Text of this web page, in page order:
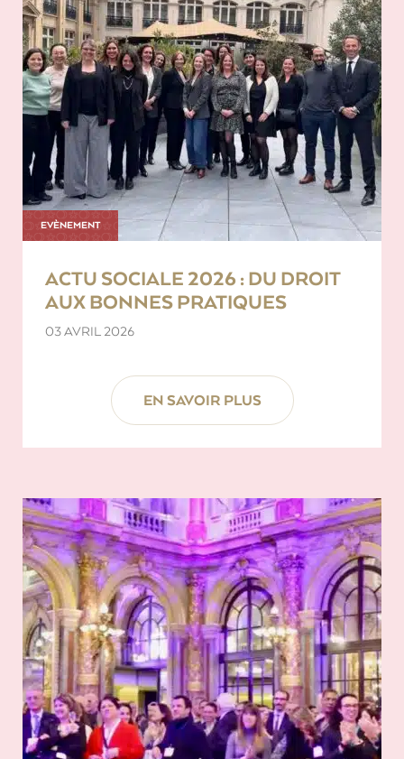
EVÈNEMENT
ACTU SOCIALE 2026 : DU DROIT
AUX BONNES PRATIQUES
03 AVRIL 2026
EN SAVOIR PLUS